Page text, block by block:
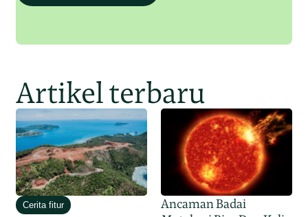
Artikel terbaru
Cerita fitur
Ancaman Badai